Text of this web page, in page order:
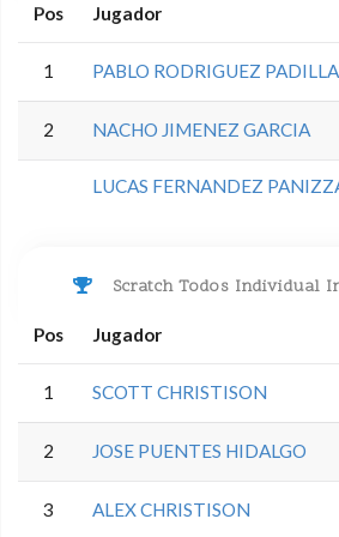
Pos Jugador
1 PABLO RODRIGUEZ PADILLA
2 NACHO JIMENEZ GARCIA
LUCAS FERNANDEZ
Scratch Todos Individual
Pos Jugador
1 SCOTT CHRISTISON
2 JOSE PUENTES HIDALGO
3 ALEX CHRISTISON